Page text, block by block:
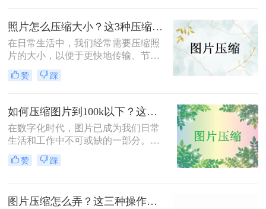
求。
照片怎么压缩大小？这3种压缩方法看看！
在日常生活中，我们经常需要压缩照
片的大小，以便于更快地传输、节省
存储空间或满足某些应用的要求。那
么照片怎么压缩大小呢？本文将介绍
都有其特点和适用场景，您可以根据
自己的需求选择最合适的方式。
赞 踩
如何压缩图片到100k以下？这三种压缩方法请务必学会!！
在数字化时代，图片已成为我们日常
生活和工作中不可或缺的一部分。然
而，高清图片虽然视觉效果更佳，但
其较大的文件大小却给存储和传输带
压缩到100k以下显得尤为重要。那么
赞 踩
图片压缩怎么弄？这三种操作方法分享给你!